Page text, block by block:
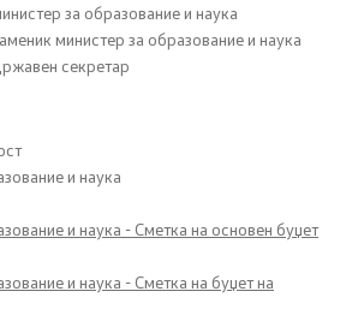
до информации
од јавен карактер
за образование и наука
министер за образование и наука
секретар
и наука
и наука - Сметка на основен буџет
и наука - Сметка на буџет на